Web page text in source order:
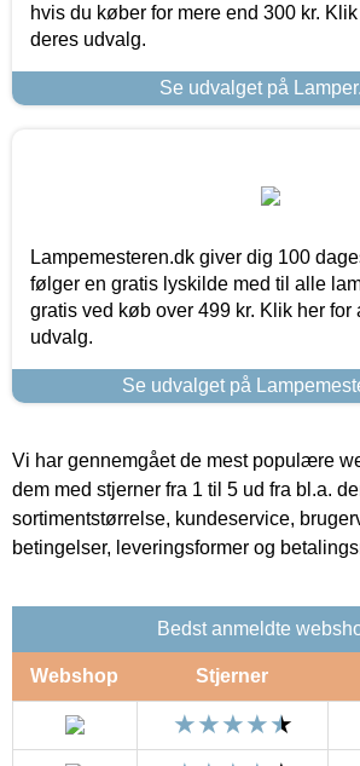
hvis du køber for mere end 300 kr.
deres udvalg.
Se udvalget på
Lampemesteren.dk giver dig 100
følger en gratis lyskilde med til alle
gratis ved køb over 499 kr. Klik her for
udvalg.
Se udvalget på
Vi har gennemgået de mest populære
dem med stjerner fra 1 til 5 ud fra bl.a.
sortimentstørrelse, kundeservice,
betingelser, leveringsformer og
Bedst anmeldte
Webshop Stjerner